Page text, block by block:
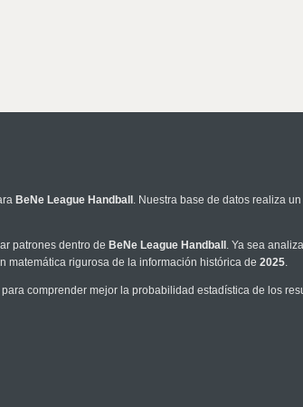
BeNe League Handball . Nuestra base de datos realiza un
patrones dentro de BeNe League Handball . Ya sea
matemática rigurosa de la información histórica de 2025.
comprender mejor la probabilidad estadística de los